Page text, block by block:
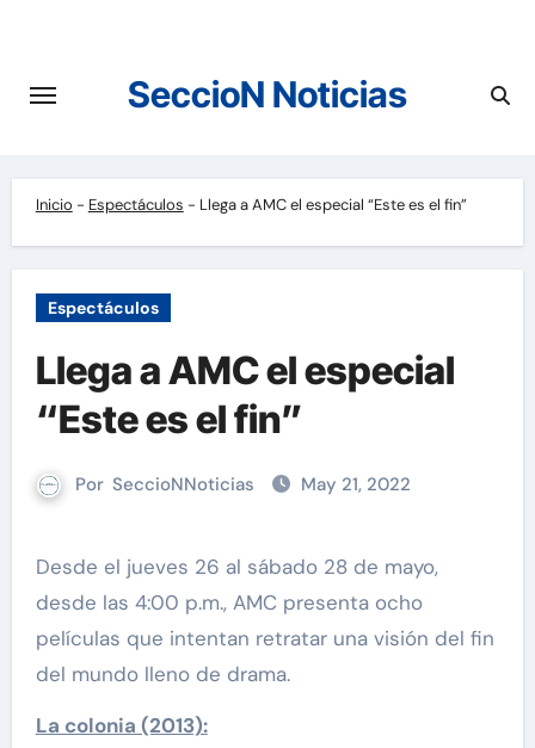
contenido
SeccioN Noticias
Inicio - Espectáculos - Llega a AMC el especial “Este es el fin”
Espectáculos
Llega a AMC el especial
“Este es el fin”
Por SeccioNNoticias May 21, 2022
Desde el jueves 26 al sábado 28 de mayo,
desde las 4:00 p.m., AMC presenta ocho
películas que intentan retratar una visión del fin
del mundo lleno de drama.
La colonia (2013):